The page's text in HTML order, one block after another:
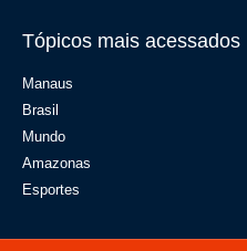
Tópicos mais acessados
Manaus
Brasil
Mundo
Amazonas
Esportes